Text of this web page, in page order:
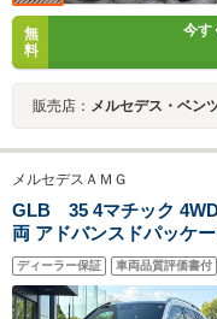
無
料
今す
販売店： メルセデス・ベン
メルセデスＡＭＧ
GLB 35 4マチック
両 アドバンスドパッケ
ディーラー保証 車両品質評価書付